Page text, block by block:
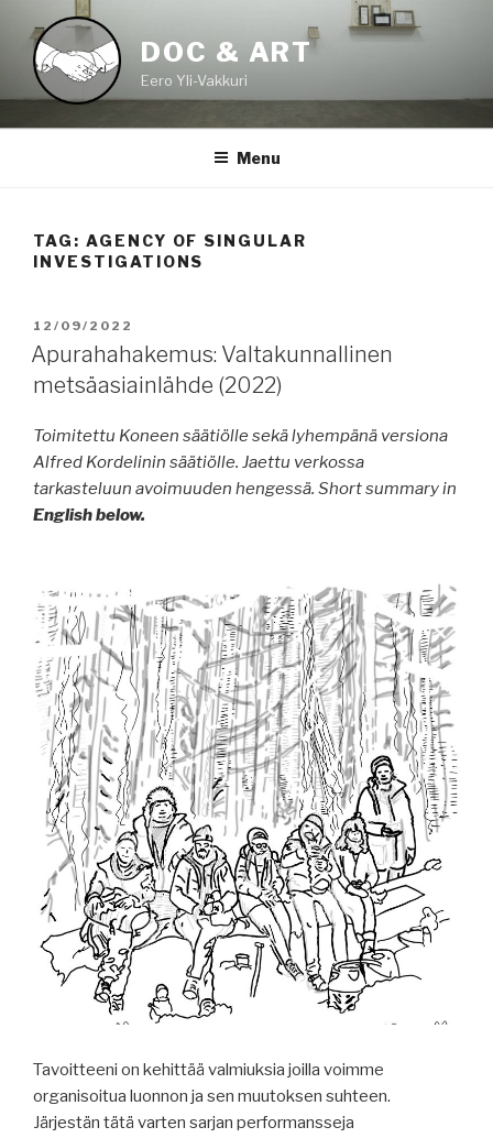
content
DOC & ART
Eero Yli-Vakkuri
Menu
TAG: AGENCY OF SINGULAR
INVESTIGATIONS
POSTED
ON
12/09/2022
Apurahahakemus: Valtakunnallinen
metsäasiainlähde (2022)
Toimitettu Koneen säätiölle sekä lyhempänä versiona
Alfred Kordelinin säätiölle. Jaettu verkossa
tarkasteluun avoimuuden hengessä. Short summary in
English below.
Tavoitteeni on kehittää valmiuksia joilla voimme
organisoitua luonnon ja sen muutoksen suhteen.
Järjestän tätä varten sarjan performansseja